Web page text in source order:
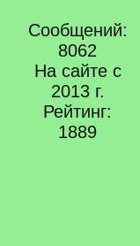
Сообщений:
8062
На сайте с
2013 г.
Рейтинг:
1889